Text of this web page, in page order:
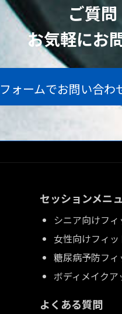
ご質
お気軽にお
フォームでお問い合わ
セッションメニ
シニア向けフ
女性向けフィッ
糖尿病予防フィ
ボディメイクア
よくある質問